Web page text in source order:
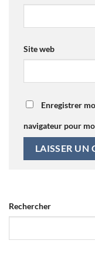
Site web
Enregistrer
navigateur pour
Rechercher